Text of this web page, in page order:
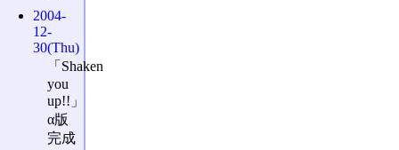
2004-
12-
30(Thu)
「Shaken
you
up!!」
α版
完成